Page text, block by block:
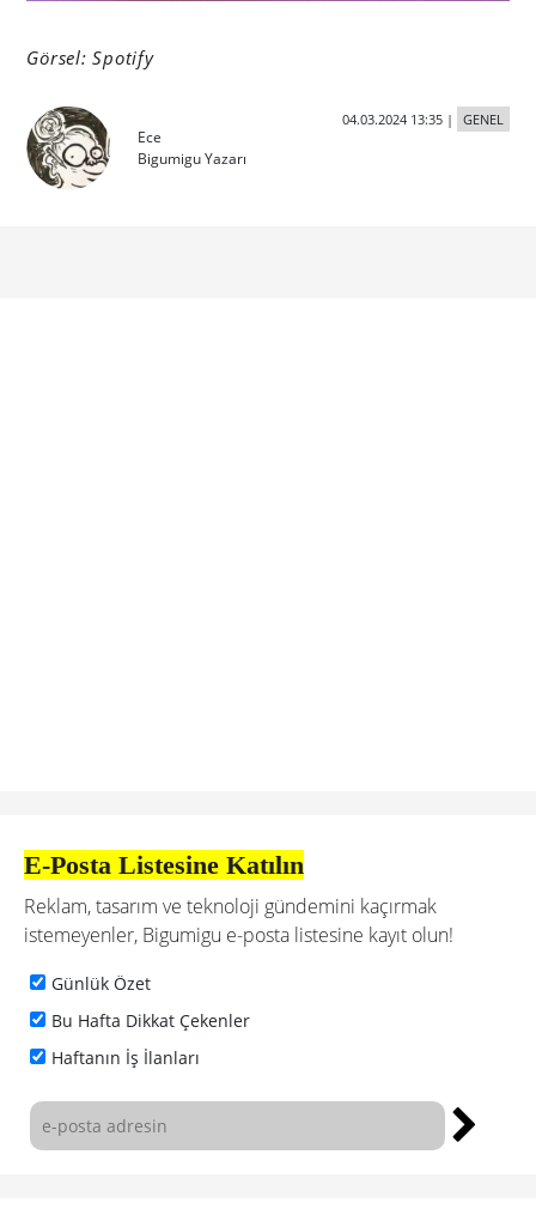
Görsel: Spotify
Ece
Bigumigu Yazarı
04.03.2024 13:35| GENEL
E-Posta Listesine Katılın
Reklam, tasarım ve teknoloji gündemini kaçırmak
istemeyenler, Bigumigu e-posta listesine kayıt olun!
Günlük Özet
Bu Hafta Dikkat Çekenler
Haftanın İş İlanları